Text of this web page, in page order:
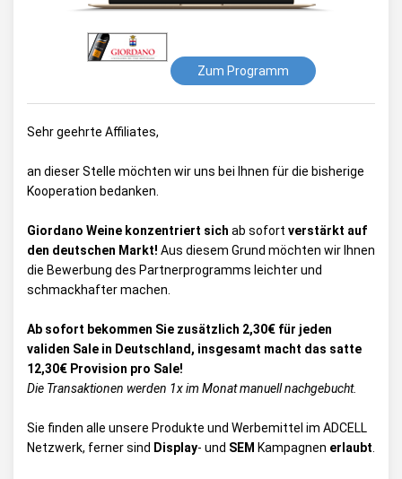
Zum Programm
Sehr geehrte Affiliates,
an dieser Stelle möchten wir uns bei Ihnen für die bisherige
Kooperation bedanken.
Giordano Weine konzentriert sich ab sofort verstärkt auf
den deutschen Markt! Aus diesem Grund möchten wir Ihnen
die Bewerbung des Partnerprogramms leichter und
schmackhafter machen.
Ab sofort bekommen Sie zusätzlich 2,30€ für jeden
validen Sale in Deutschland, insgesamt macht das satte
12,30€ Provision pro Sale!
Die Transaktionen werden 1x im Monat manuell nachgebucht.
Sie finden alle unsere Produkte und Werbemittel im ADCELL
Netzwerk, ferner sind Display- und SEM Kampagnen erlaubt